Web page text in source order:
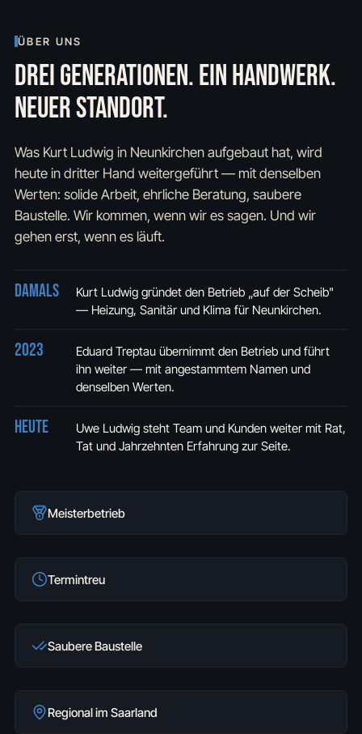
ÜBER UNS
DREI GENERATIONEN. EIN HANDWERK.
NEUER STANDORT.
Was Kurt Ludwig in Neunkirchen aufgebaut hat, wird
heute in dritter Hand weitergeführt — mit denselben
Werten: solide Arbeit, ehrliche Beratung, saubere
Baustelle. Wir kommen, wenn wir es sagen. Und wir
gehen erst, wenn es läuft.
Damals
Kurt Ludwig gründet den Betrieb „auf der Scheib"
— Heizung, Sanitär und Klima für Neunkirchen.
2023
Eduard Treptau übernimmt den Betrieb und führt
ihn weiter — mit angestammtem Namen und
denselben Werten.
Heute
Uwe Ludwig steht Team und Kunden weiter mit Rat,
Tat und Jahrzehnten Erfahrung zur Seite.
Meisterbetrieb
Termintreu
Saubere Baustelle
Regional im Saarland